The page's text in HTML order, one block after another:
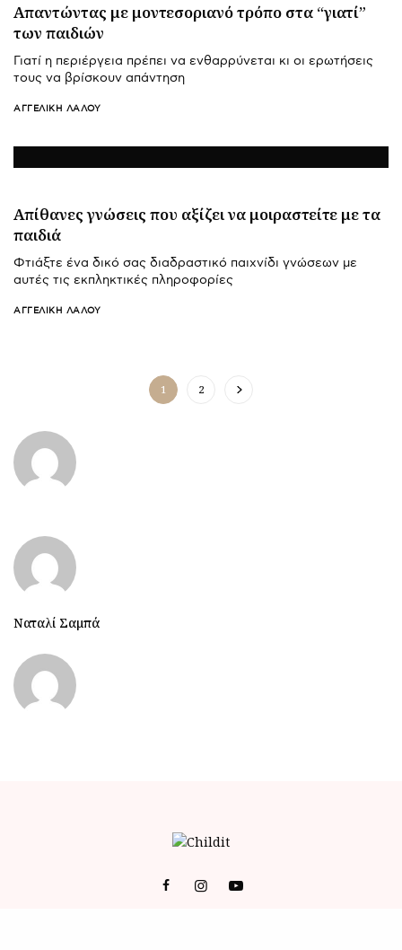
Απαντώντας με μοντεσοριανό τρόπο στα “γιατί”
των παιδιών
Γιατί η περιέργεια πρέπει να ενθαρρύνεται κι οι ερωτήσεις
τους να βρίσκουν απάντηση
ΑΓΓΕΛΙΚΉ ΛΆΛΟΥ
Απίθανες γνώσεις που αξίζει να μοιραστείτε με τα
παιδιά
Φτιάξτε ένα δικό σας διαδραστικό παιχνίδι γνώσεων με
αυτές τις εκπληκτικές πληροφορίες
ΑΓΓΕΛΙΚΉ ΛΆΛΟΥ
1 2
Ναταλί Σαμπά